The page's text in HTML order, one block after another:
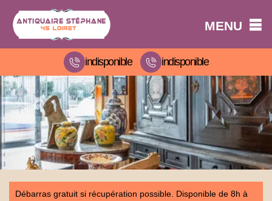
MENU
indisponible indisponible
Débarras gratuit si récupération possible. Disponible de 8h à